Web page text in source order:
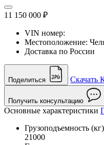
11 150 000 ₽
VIN номер:
Местоположение:
Доставка по России
Поделиться Скачать
Получить консультацию
Основные характеристики
Грузоподъемность (кг)
21000